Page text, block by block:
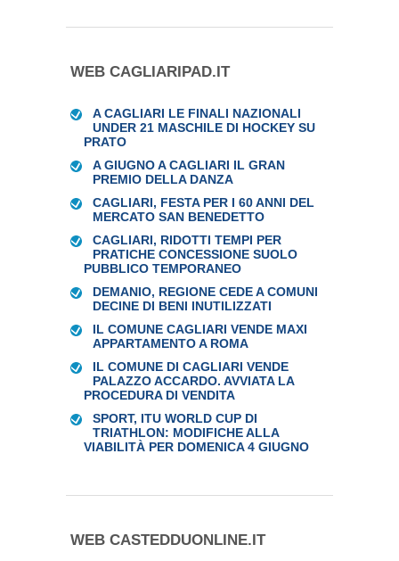
WEB CAGLIARIPAD.IT
A CAGLIARI LE FINALI NAZIONALI
UNDER 21 MASCHILE DI HOCKEY SU
PRATO
A GIUGNO A CAGLIARI IL GRAN
PREMIO DELLA DANZA
CAGLIARI, FESTA PER I 60 ANNI DEL
MERCATO SAN BENEDETTO
CAGLIARI, RIDOTTI TEMPI PER
PRATICHE CONCESSIONE SUOLO
PUBBLICO TEMPORANEO
DEMANIO, REGIONE CEDE A COMUNI
DECINE DI BENI INUTILIZZATI
IL COMUNE CAGLIARI VENDE MAXI
APPARTAMENTO A ROMA
IL COMUNE DI CAGLIARI VENDE
PALAZZO ACCARDO. AVVIATA LA
PROCEDURA DI VENDITA
SPORT, ITU WORLD CUP DI
TRIATHLON: MODIFICHE ALLA
VIABILITÀ PER DOMENICA 4 GIUGNO
WEB CASTEDDUONLINE.IT